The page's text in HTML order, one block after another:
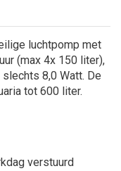
luchtpomp met
(max 4x 150 liter),
8,0 Watt. De
tot 600 liter.
verstuurd